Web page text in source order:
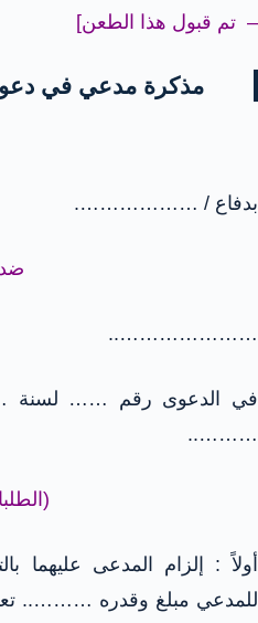
– تم قبول هذا الطعن]
مذكرة مدعي في
بدفاع /
ضد
…………………..
في الدعوى رقم …… لسنة
………..
أولاً : إلزام المدعى عليهما
للمدعي مبلغ وقدره ………..